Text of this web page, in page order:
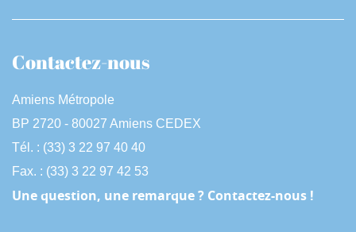
Contactez-nous
Amiens Métropole
BP 2720 - 80027 Amiens CEDEX
Tél. : (33) 3 22 97 40 40
Fax. : (33) 3 22 97 42 53
Une question, une remarque ? Contactez-nous !